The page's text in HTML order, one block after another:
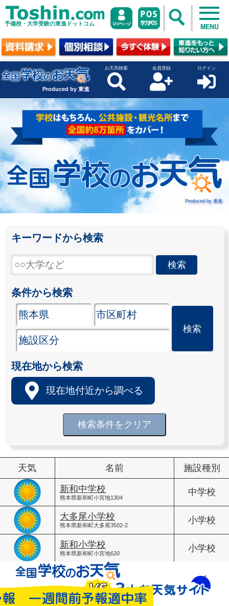
予備校・大学受験の東進ドットコム MENU
Produced by 東進
お天気検索 会員登録 ログイン
Produced by 東進
キーワードから検索
条件から検索
現在地から検索
現在地付近から調べる
検索条件をクリア
天気 名前 施設種別
新和中学校
熊本県新和町小宮地1304
中学校
大多尾小学校
熊本県新和町大多尾3502-2
小学校
新和小学校
熊本県新和町小宮地620
小学校